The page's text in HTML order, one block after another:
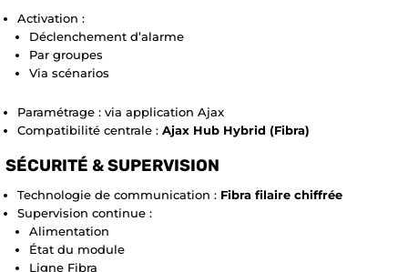
Activation :
Déclenchement d’alarme
Par groupes
Via scénarios
Paramétrage : via application Ajax
Compatibilité centrale : Ajax Hub Hybrid (Fibra)
SÉCURITÉ & SUPERVISION
Technologie de communication : Fibra filaire chiffrée
Supervision continue :
Alimentation
État du module
Ligne Fibra